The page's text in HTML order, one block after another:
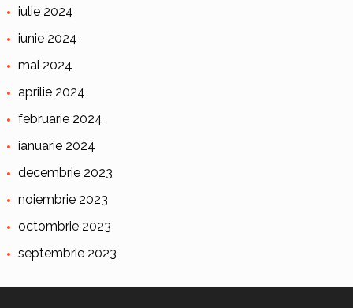
iulie 2024
iunie 2024
mai 2024
aprilie 2024
februarie 2024
ianuarie 2024
decembrie 2023
noiembrie 2023
octombrie 2023
septembrie 2023